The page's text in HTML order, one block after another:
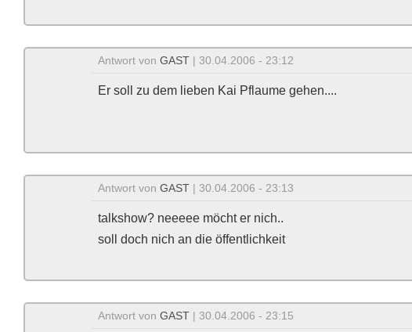
Antwort von GAST | 30.04.2006 - 23:12
Er soll zu dem lieben Kai Pflaume gehen....
Antwort von GAST | 30.04.2006 - 23:13
talkshow? neeeee möcht er nich..
soll doch nich an die öffentlichkeit
Antwort von GAST | 30.04.2006 - 23:15